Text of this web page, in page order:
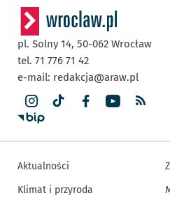
pl. Solny 14, 50-062 Wrocław
tel. 71 776 71 42
e-mail: redakcja@araw.pl
Aktualności
Klimat i przyroda